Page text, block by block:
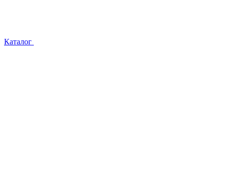
Каталог